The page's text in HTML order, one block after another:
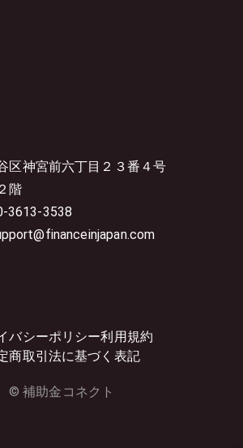
区神宮前六丁目２３番４号
階
3613-3538
バシーポリシー利用規約
商取引法に基づく表記
© 補助金コネクト